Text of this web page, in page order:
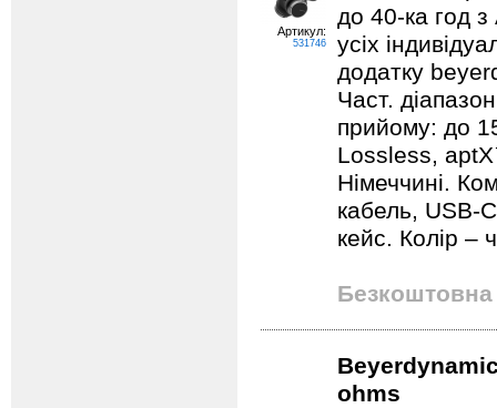
Артикул:
531746
до 40-ка год
усіх
додатку
Част.
прийому: до
Lossless,
Німеччині.
кабель, USB-
кейс. Колір –
Безкоштовна
ohms